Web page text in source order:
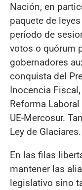
Nación, en
paquete de
período de
votos o quórum
gobernadores
conquista del
Inocencia
Reforma
UE-Mercosur.
Ley de Glaciares.
En las filas
mantener las
legislativo sino